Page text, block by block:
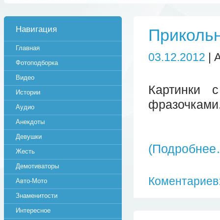
03.12.2012 |
Картинки
Навигация
Главная
Фотоподборка
Видео
Истории
Аудио
Анекдоты
Девушки
Жесть
Демотиваторы
Авто-Мото
Знаменитости
Интересное